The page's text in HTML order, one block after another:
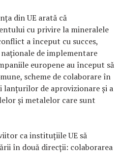
din UE arată că
cu privire la mineralele
a început cu succes,
de implementare
europene au început să
scheme de colaborare în
de aprovizionare și a
și metalelor care sunt
ca instituțiile UE să
în două direcții: colaborarea